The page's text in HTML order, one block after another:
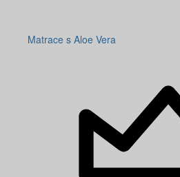
Matrace s Aloe Vera